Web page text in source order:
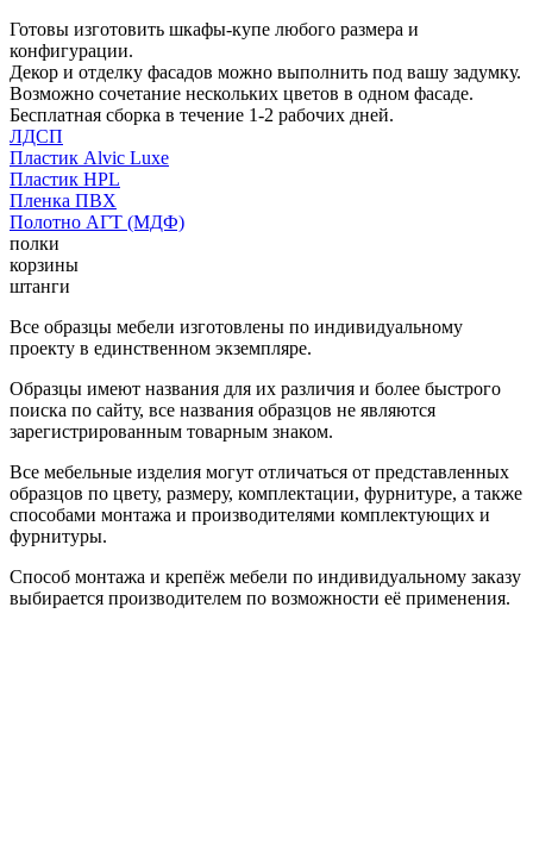
Готовы изготовить шкафы-купе любого размера и
конфигурации.
Декор и отделку фасадов можно выполнить под вашу задумку.
Возможно сочетание нескольких цветов в одном фасаде.
Бесплатная сборка в течение 1-2 рабочих дней.
ЛДСП
Пластик Alvic Luxe
Пластик HPL
Пленка ПВХ
Полотно АГТ (МДФ)
полки
корзины
штанги
Все образцы мебели изготовлены по индивидуальному
проекту в единственном экземпляре.
Образцы имеют названия для их различия и более быстрого
поиска по сайту, все названия образцов не являются
зарегистрированным товарным знаком.
Все мебельные изделия могут отличаться от представленных
образцов по цвету, размеру, комплектации, фурнитуре, а также
способами монтажа и производителями комплектующих и
фурнитуры.
Способ монтажа и крепёж мебели по индивидуальному заказу
выбирается производителем по возможности её применения.